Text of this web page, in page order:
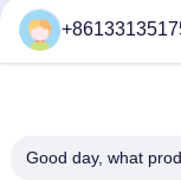
Good day, what